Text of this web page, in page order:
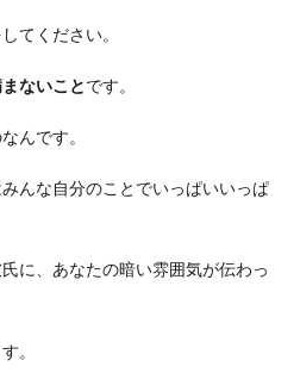
てください。
ないことです。
んです。
んな自分のことでいっぱいいっぱ
に、あなたの暗い雰囲気が伝わっ
。